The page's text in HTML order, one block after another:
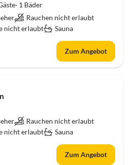
1 Bäder
Rauchen nicht erlaubt
nicht erlaubt
Sauna
Zum Angebot
Rauchen nicht erlaubt
nicht erlaubt
Sauna
Zum Angebot